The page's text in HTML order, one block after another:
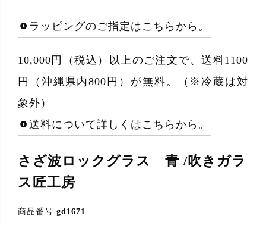
ラッピングのご指定はこちらから。
10,000円（税込）以上のご注文で、送料1100
円（沖縄県内800円）が無料。（※冷蔵は対
象外）
送料について詳しくはこちらから。
さざ波ロックグラス 青 /吹きガラ
ス匠工房
商品番号 gd1671